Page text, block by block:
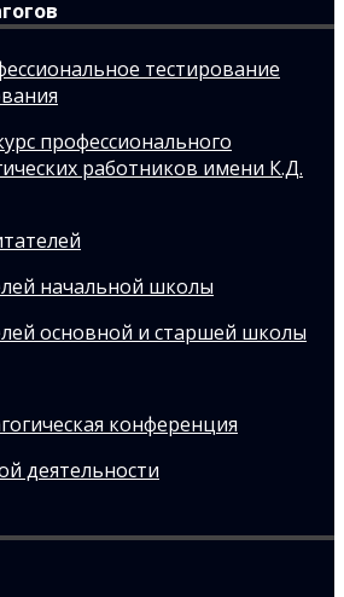
тестирование
профессионального
работников имени К.Д.
начальной школы
основной и старшей школы
конференция
деятельности